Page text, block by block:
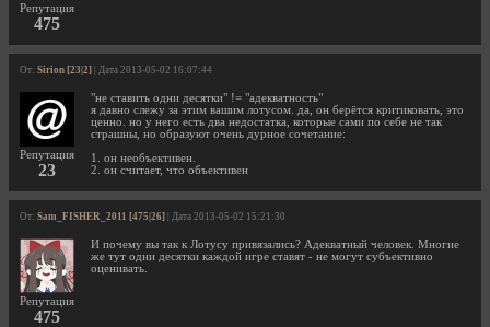
Репутация
475
От: Sirion [23|2] | Дата 2013-05-02 16:07:44
Репутация
23
"не ставить одни десятки" != "адекватность"
я давно слежу за этим вашим лотусом. да, он берётся критиковать, это
ценно. но у него есть два недостатка, которые сами по себе не так
страшны, но образуют очень дурное сочетание:
1. он необъективен.
2. он считает, что объективен
От: Sam_FISHER_2011 [475|26] | Дата 2013-05-02 15:21:30
Репутация
475
И почему вы так к Лотусу привязались? Адекватный человек. Многие
же тут одни десятки каждой игре ставят - не могут субъективно
оценивать.